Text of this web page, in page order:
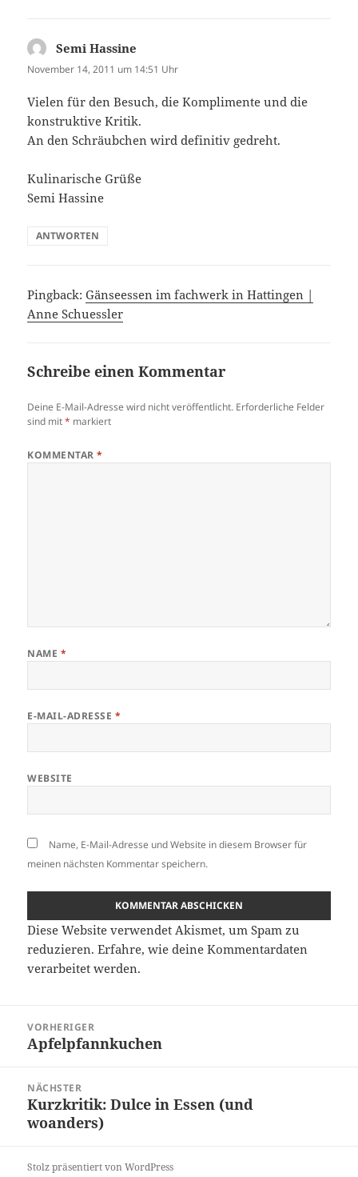
Semi Hassine
November 14, 2011 um 14:51 Uhr
Vielen für den Besuch, die Komplimente und die
konstruktive Kritik.
An den Schräubchen wird definitiv gedreht.
Kulinarische Grüße
Semi Hassine
ANTWORTEN
Pingback:Gänseessen im fachwerk in Hattingen |
Anne Schuessler
Schreibe einen Kommentar
Deine E-Mail-Adresse wird nicht veröffentlicht. Erforderliche Felder
sind mit* markiert
KOMMENTAR*
NAME *
E-MAIL-ADRESSE *
WEBSITE
Name, E-Mail-Adresse und Website in diesem Browser für
meinen nächsten Kommentar speichern.
Diese Website verwendet Akismet, um Spam zu
reduzieren.Erfahre, wie deine Kommentardaten
verarbeitet werden.
VORHERIGER
Vorheriger
Apfelpfannkuchen
NÄCHSTER
Nächster
Beitrag:
Kurzkritik: Dulce in Essen (und
woanders)
Stolz präsentiert von WordPress